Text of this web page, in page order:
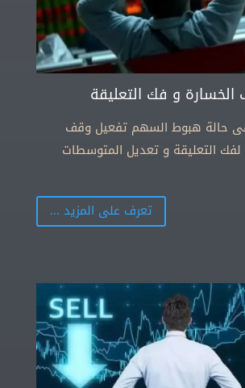
و فك التعليقة
حالة هبوط السهم تفعيل وقف
لفك التعليقة و تعديل المتوسطات
تعرف على المزيد ...